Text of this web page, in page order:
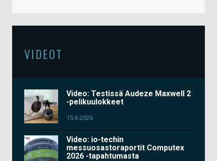
VIDEOT
Video: Testissä Audeze Maxwell 2
-pelikuulokkeet
15.6.2026
Video: io-techin
messuosastoraportit Computex
2026 -tapahtumasta